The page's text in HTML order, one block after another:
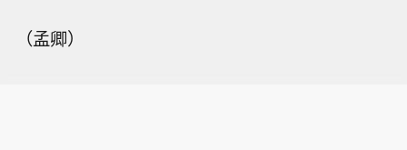
（孟卿）